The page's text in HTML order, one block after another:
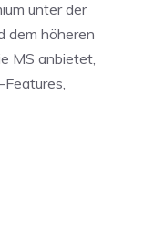
unter der
dem höheren
MS anbietet,